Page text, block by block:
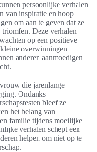
persoonlijke verhalen
van inspiratie en hoop
om aan te geven dat ze
Deze verhalen
op een positieve
overwinningen
anderen aanmoedigen
die jarenlange
Ondanks
bleef ze
het belang van
familie tijdens moeilijke
verhalen schept een
helpen om niet op te